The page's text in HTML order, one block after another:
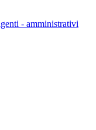
- amministrativi